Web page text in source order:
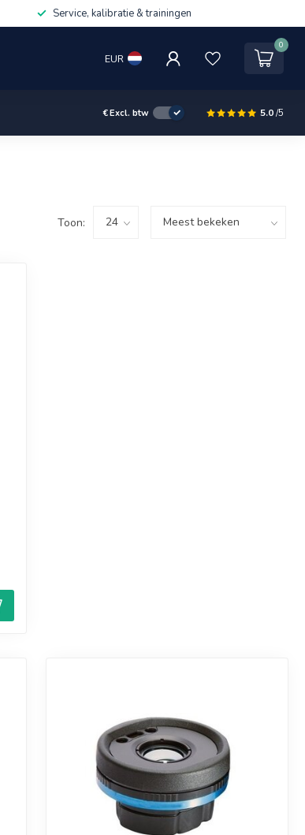
Service, kalibratie & trainingen
EUR
0
€Excl. btw 5.0/5
Toon: